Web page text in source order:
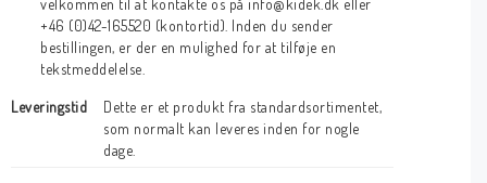
velkommen til at kontakte os på info@kidek.dk eller
+46 (0)42-165520 (kontortid). Inden du sender
bestillingen, er der en mulighed for at tilføje en
tekstmeddelelse.
Leveringstid
Dette er et produkt fra standardsortimentet,
som normalt kan leveres inden for nogle
dage.